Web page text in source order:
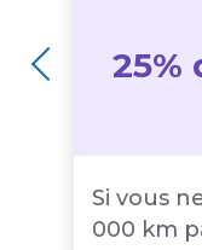
25%
Si vous
000 km